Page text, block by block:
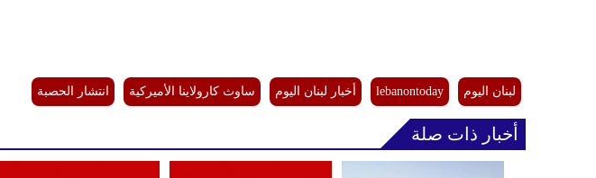
لبنان اليوم lebanontoday أخبار لبنان اليوم ساوث كارولاينا الأميركية انتشار الحصبة
أخبار ذات صلة